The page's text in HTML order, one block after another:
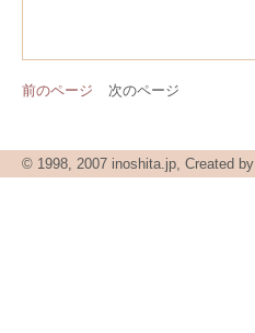
前のページ
次のページ
© 1998, 2007 inoshita.jp, Created by